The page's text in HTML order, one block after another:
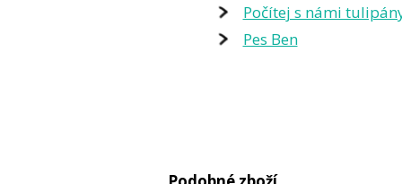
Počítej s námi
Pes Ben